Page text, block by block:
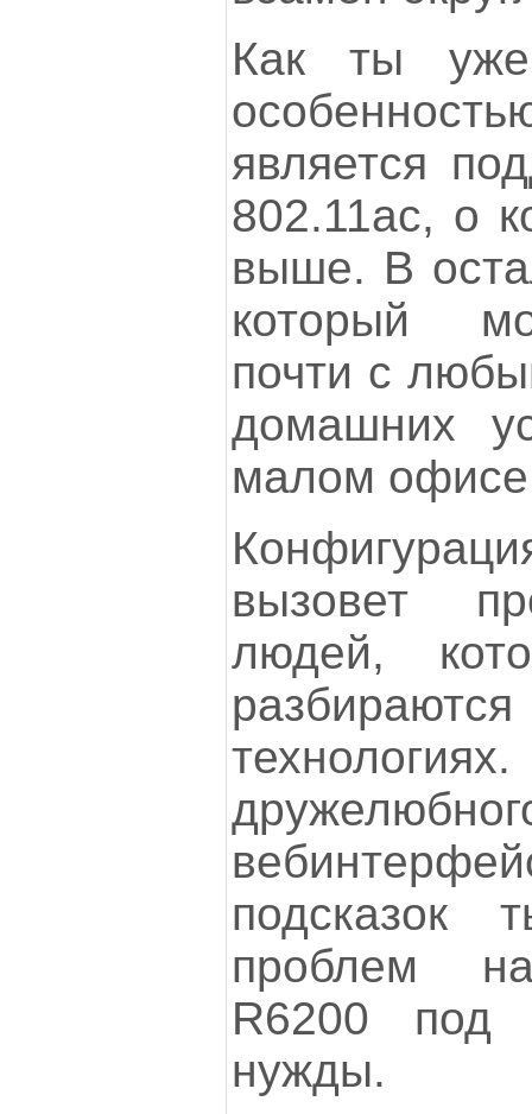
Как ты уже
является
802.11ac, о
выше. В
который
почти с
домашних
малом
вызовет
людей,
подсказок
проблем
R6200 под
нужды.